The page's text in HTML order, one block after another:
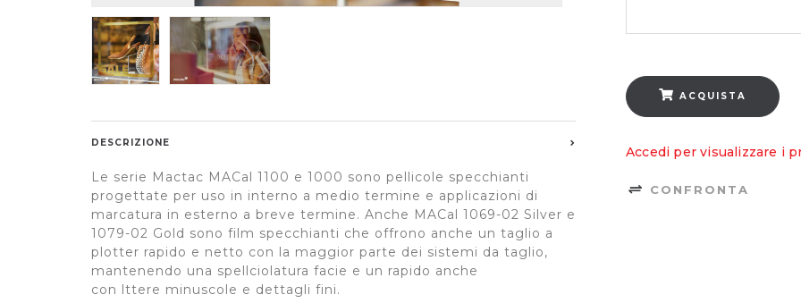
ACQUISTA
Accedi per visualizzare i
CONFRONTA
DESCRIZIONE
Le serie Mactac MACal 1100 e 1000 sono pellicole specchianti
progettate per uso in interno a medio termine e applicazioni di
marcatura in esterno a breve termine. Anche MACal 1069-02 Silver e
1079-02 Gold sono film specchianti che offrono anche un taglio a
plotter rapido e netto con la maggior parte dei sistemi da taglio,
mantenendo una spellciolatura facie e un rapido anche
con lttere minuscole e dettagli fini.